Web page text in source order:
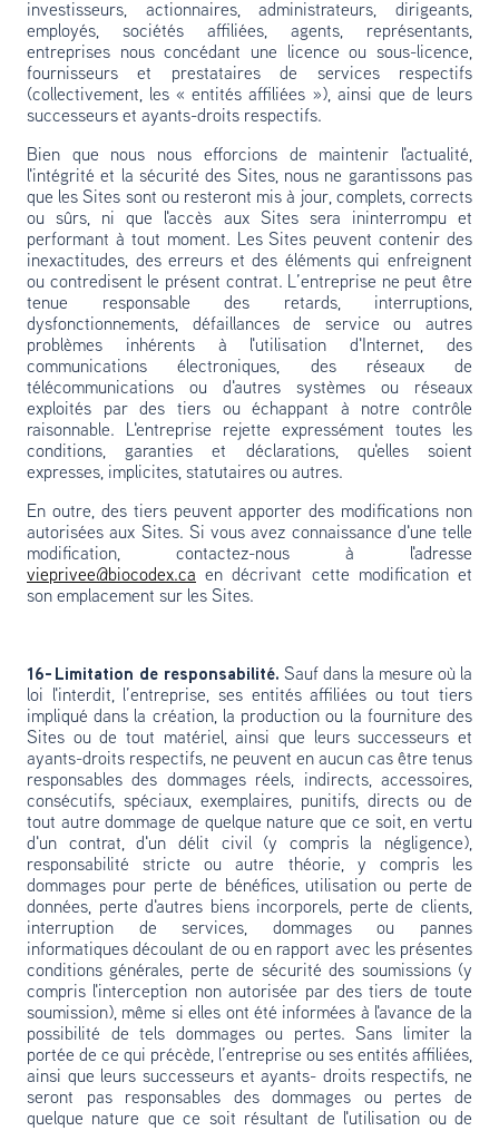
investisseurs, actionnaires, administrateurs, dirigeants,
employés, sociétés affiliées, agents, représentants,
entreprises nous concédant une licence ou sous-licence,
fournisseurs et prestataires de services respectifs
(collectivement, les « entités affiliées »), ainsi que de leurs
successeurs et ayants-droits respectifs.
Bien que nous nous efforcions de maintenir l'actualité,
l'intégrité et la sécurité des Sites, nous ne garantissons pas
que les Sites sont ou resteront mis à jour, complets, corrects
ou sûrs, ni que l'accès aux Sites sera ininterrompu et
performant à tout moment. Les Sites peuvent contenir des
inexactitudes, des erreurs et des éléments qui enfreignent
ou contredisent le présent contrat. L’entreprise ne peut être
tenue responsable des retards, interruptions,
dysfonctionnements, défaillances de service ou autres
problèmes inhérents à l'utilisation d'Internet, des
communications électroniques, des réseaux de
télécommunications ou d'autres systèmes ou réseaux
exploités par des tiers ou échappant à notre contrôle
raisonnable. L'entreprise rejette expressément toutes les
conditions, garanties et déclarations, qu'elles soient
expresses, implicites, statutaires ou autres.
En outre, des tiers peuvent apporter des modifications non
autorisées aux Sites. Si vous avez connaissance d'une telle
modification, contactez-nous à l'adresse
vieprivee@biocodex.ca en décrivant cette modification et
son emplacement sur les Sites.
16- Limitation de responsabilité. Sauf dans la mesure où la
loi l'interdit, l’entreprise, ses entités affiliées ou tout tiers
impliqué dans la création, la production ou la fourniture des
Sites ou de tout matériel, ainsi que leurs successeurs et
ayants-droits respectifs, ne peuvent en aucun cas être tenus
responsables des dommages réels, indirects, accessoires,
consécutifs, spéciaux, exemplaires, punitifs, directs ou de
tout autre dommage de quelque nature que ce soit, en vertu
d'un contrat, d'un délit civil (y compris la négligence),
responsabilité stricte ou autre théorie, y compris les
dommages pour perte de bénéfices, utilisation ou perte de
données, perte d'autres biens incorporels, perte de clients,
interruption de services, dommages ou pannes
informatiques découlant de ou en rapport avec les présentes
conditions générales, perte de sécurité des soumissions (y
compris l'interception non autorisée par des tiers de toute
soumission), même si elles ont été informées à l'avance de la
possibilité de tels dommages ou pertes. Sans limiter la
portée de ce qui précède, l’entreprise ou ses entités affiliées,
ainsi que leurs successeurs et ayants- droits respectifs, ne
seront pas responsables des dommages ou pertes de
quelque nature que ce soit résultant de l'utilisation ou de